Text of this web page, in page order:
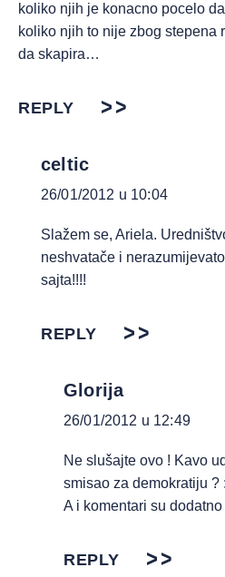
koliko njih je konacno pocelo
koliko njih to nije zbog stepena
da skapira…
REPLY
celtic
26/01/2012 u 10:04
Slažem se, Ariela.
neshvatače i
sajta!!!!
REPLY
Glorija
26/01/2012 u 12:49
Ne slušajte ovo ! Kavo
smisao za demokratiju ?
A i komentari su
REPLY